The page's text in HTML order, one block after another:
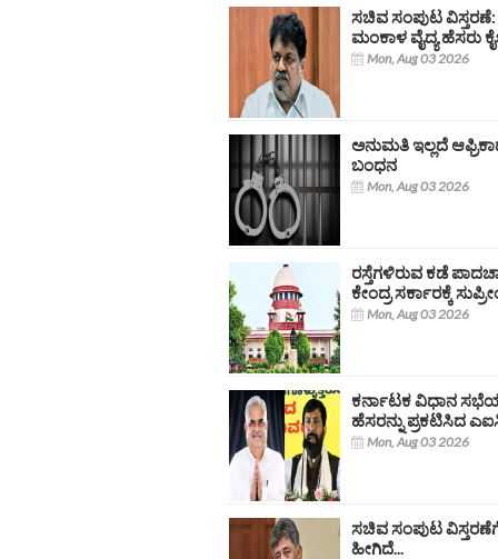
ಸಚಿವ ಸಂಪುಟ
ಮಂಕಾಳ ವೈದ್ಯ ಹೆಸರು
Mon, Aug 03 2026
ಅನುಮತಿ ಇಲ್ಲದೆ
ಬಂಧನ
Mon, Aug 03 2026
ರಸ್ತೆಗಳಿರುವ ಕಡೆ
ಕೇಂದ್ರ ಸರ್ಕಾರಕ್ಕೆ
Mon, Aug 03 2026
ಕರ್ನಾಟಕ ವಿಧಾನ
ಹೆಸರನ್ನು ಪ್ರಕಟಿಸಿದ
Mon, Aug 03 2026
ಸಚಿವ ಸಂಪುಟ
ಹೀಗಿದೆ...